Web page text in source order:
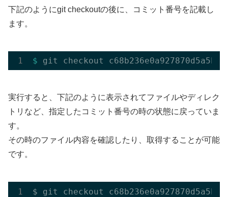
下記のようにgit checkoutの後に、コミット番号を記載し
ます。
$
実行すると、下記のように表示されてファイルやディレク
トリなど、指定したコミット番号の時の状態に戻っていま
す。
その時のファイル内容を確認したり、取得することが可能
です。
$ git checkout